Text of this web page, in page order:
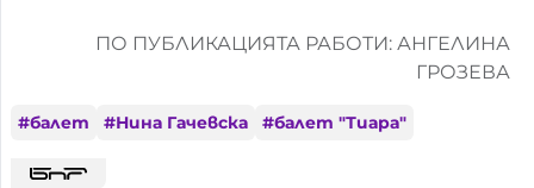
ПО ПУБЛИКАЦИЯТА РАБОТИ: АНГЕЛИНА
ГРОЗЕВА
#балет #Нина Гачевска #балет "Тиара"